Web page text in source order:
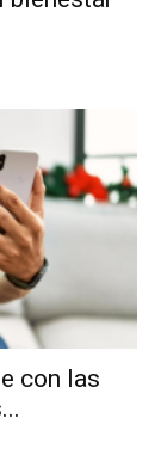
con las